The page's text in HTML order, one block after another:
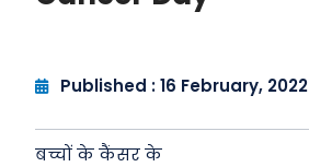
Published : 16 February, 2022
बच्चों के कैंसर के